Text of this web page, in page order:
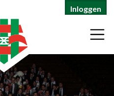
Inloggen